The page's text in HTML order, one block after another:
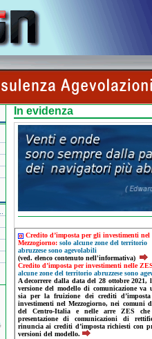
In evidenza
Credito d’imposta per gli investimenti nel
Mezzogiorno: solo alcune zone del territorio
abruzzese sono agevolabili
(ved. elenco contenuto nell'informativa)
Credito d’imposta per investimenti nelle
alcune zone del territorio abruzzese sono
A decorrere dalla data del 28 ottobre 2021,
versione del modello di comunicazione va
sia per la fruizione dei crediti
investimenti nel Mezzogiorno, nei comuni
del Centro-Italia e nelle arre ZES
presentazione di comunicazioni di
rinuncia ai crediti d’imposta richiesti con
versioni del modello.